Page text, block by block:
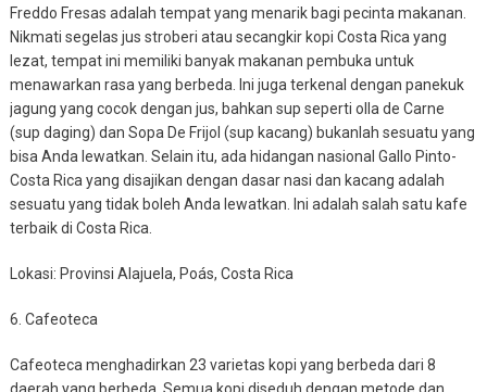
Freddo Fresas adalah tempat yang menarik bagi pecinta makanan.
Nikmati segelas jus stroberi atau secangkir kopi Costa Rica yang
lezat, tempat ini memiliki banyak makanan pembuka untuk
menawarkan rasa yang berbeda. Ini juga terkenal dengan panekuk
jagung yang cocok dengan jus, bahkan sup seperti olla de Carne
(sup daging) dan Sopa De Frijol (sup kacang) bukanlah sesuatu yang
bisa Anda lewatkan. Selain itu, ada hidangan nasional Gallo Pinto-
Costa Rica yang disajikan dengan dasar nasi dan kacang adalah
sesuatu yang tidak boleh Anda lewatkan. Ini adalah salah satu kafe
terbaik di Costa Rica.
Lokasi: Provinsi Alajuela, Poás, Costa Rica
6. Cafeoteca
Cafeoteca menghadirkan 23 varietas kopi yang berbeda dari 8